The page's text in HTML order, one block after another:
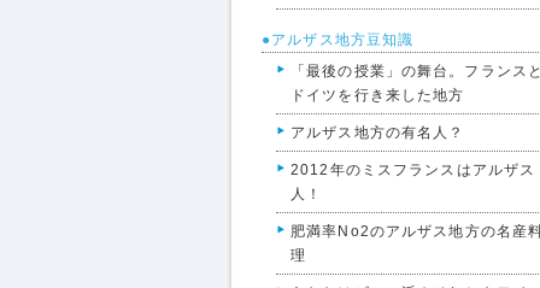
●アルザス地方豆知識
「最後の授業」の舞台。フランスと
ドイツを行き来した地方
アルザス地方の有名人？
2012年のミスフランスはアルザス
人！
肥満率No2のアルザス地方の名産
理